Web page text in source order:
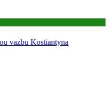
vazbu Kostiantyna